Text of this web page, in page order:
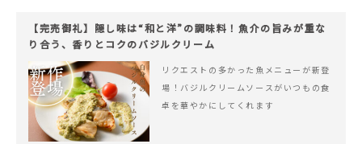
【完売御礼】隠し味は“和と洋”の調味料！魚介の旨みが重な
り合う、香りとコクのバジルクリーム
リクエストの多かった魚メニューが新登
場！バジルクリームソースがいつもの食
卓を華やかにしてくれます